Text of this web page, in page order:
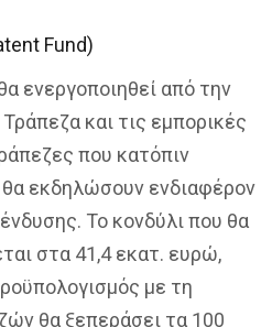
Fund)
ενεργοποιηθεί από την
και τις εμπορικές
που κατόπιν
εκδηλώσουν ενδιαφέρον
Το κονδύλι που θα
στα 41,4 εκατ. ευρώ,
με τη
θα ξεπεράσει τα 100